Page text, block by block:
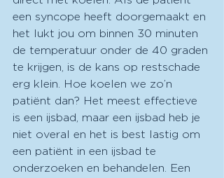
een syncope heeft doorgemaakt en
het lukt jou om binnen 30 minuten
de temperatuur onder de 40 graden
te krijgen, is de kans op restschade
erg klein. Hoe koelen we zo’n
patiënt dan? Het meest effectieve
is een ijsbad, maar een ijsbad heb je
niet overal en het is best lastig om
een patiënt in een ijsbad te
onderzoeken en behandelen. Een